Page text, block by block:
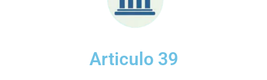
Articulo 39